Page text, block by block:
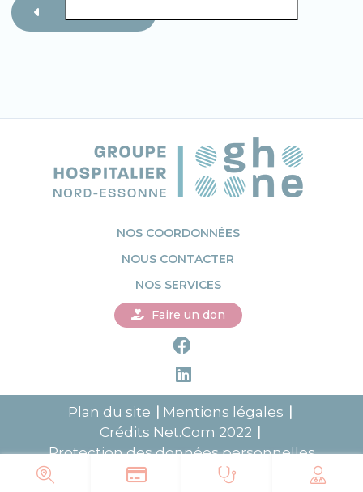
NOS COORDONNÉES
NOUS CONTACTER
NOS SERVICES
Faire un don
Plan du site
Mentions légales
Crédits Net.Com 2022
Protection des données personnelles